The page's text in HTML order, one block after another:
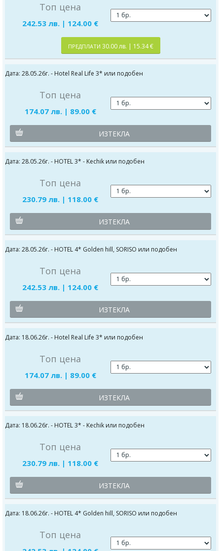
Топ цена
242.53 лв. | 124.00 €
ПРЕДПЛАТИ 30.00 лв. | 15.34 €
Дата: 28.05.26г. - Hotel Real Life 3* или подобен
Топ цена
174.07 лв. | 89.00 €
ИЗТЕКЛА
Дата: 28.05.26г. - HOTEL 3* - Kechik или подобен
Топ цена
230.79 лв. | 118.00 €
ИЗТЕКЛА
Дата: 28.05.26г. - HOTEL 4* Golden hill, SORISO или подобен
Топ цена
242.53 лв. | 124.00 €
ИЗТЕКЛА
Дата: 18.06.26г. - Hotel Real Life 3* или подобен
Топ цена
174.07 лв. | 89.00 €
ИЗТЕКЛА
Дата: 18.06.26г. - HOTEL 3* - Kechik или подобен
Топ цена
230.79 лв. | 118.00 €
ИЗТЕКЛА
Дата: 18.06.26г. - HOTEL 4* Golden hill, SORISO или подобен
Топ цена